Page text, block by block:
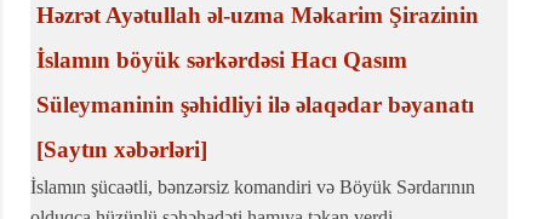
Həzrət Ayətullah əl-uzma Məkarim Şirazinin
İslamın böyük sərkərdəsi Hacı Qasım
Süleymaninin şəhidliyi ilə əlaqədar bəyanatı
[Saytın xəbərləri]
İslamın şücaətli, bənzərsiz komandiri və Böyük Sərdarının